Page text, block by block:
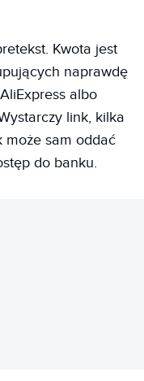
Kwota jest
naprawdę
albo
link, kilka
może sam oddać
do banku.